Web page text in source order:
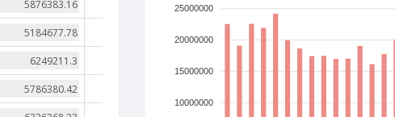
25000000
20000000
15000000
10000000